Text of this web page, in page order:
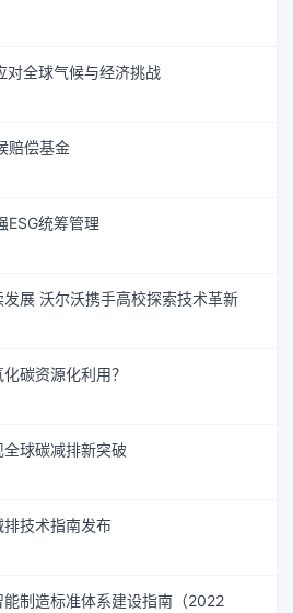
对全球气候与经济挑战
赔偿基金
ESG统筹管理
展 沃尔沃携手高校探索技术革新
碳资源化利用？
球碳减排新突破
技术指南发布
制造标准体系建设指南（2022